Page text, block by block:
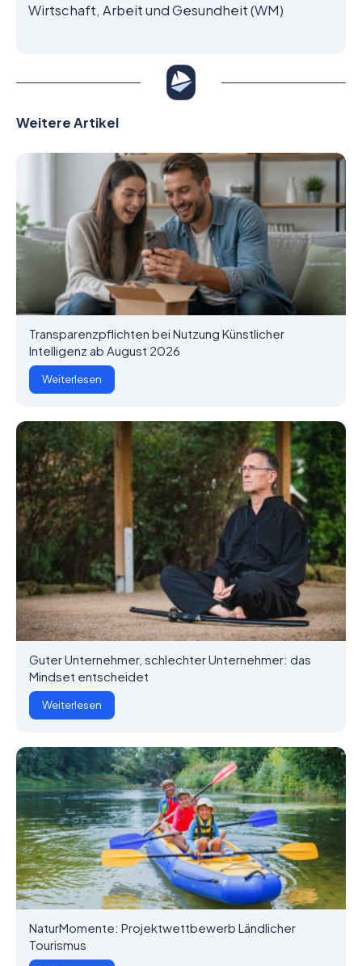
Wirtschaft, Arbeit und Gesundheit (WM)
Weitere Artikel
Transparenzpflichten bei Nutzung Künstlicher
Intelligenz ab August 2026
Weiterlesen
Guter Unternehmer, schlechter Unternehmer: das
Mindset entscheidet
Weiterlesen
NaturMomente: Projektwettbewerb Ländlicher
Tourismus